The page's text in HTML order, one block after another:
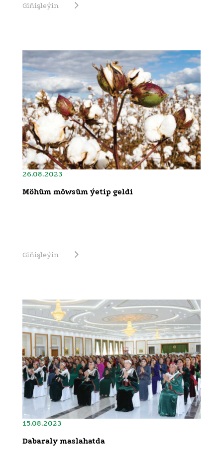
Giňişleýin
26.08.2023
Möhüm möwsüm ýetip geldi
Giňişleýin
15.08.2023
Dabaraly maslahatda